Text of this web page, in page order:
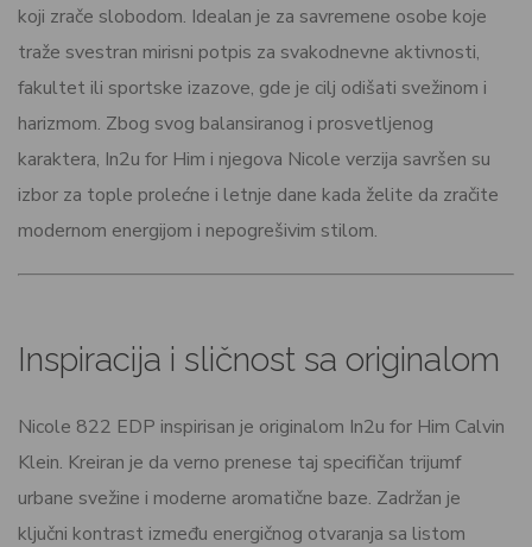
koji zrače slobodom. Idealan je za savremene osobe koje
traže svestran mirisni potpis za svakodnevne aktivnosti,
fakultet ili sportske izazove, gde je cilj odišati svežinom i
harizmom. Zbog svog balansiranog i prosvetljenog
karaktera, In2u for Him i njegova Nicole verzija savršen su
izbor za tople prolećne i letnje dane kada želite da zračite
modernom energijom i nepogrešivim stilom.
Inspiracija i sličnost sa originalom
Nicole 822 EDP inspirisan je originalom In2u for Him Calvin
Klein. Kreiran je da verno prenese taj specifičan trijumf
urbane svežine i moderne aromatične baze. Zadržan je
ključni kontrast između energičnog otvaranja sa listom